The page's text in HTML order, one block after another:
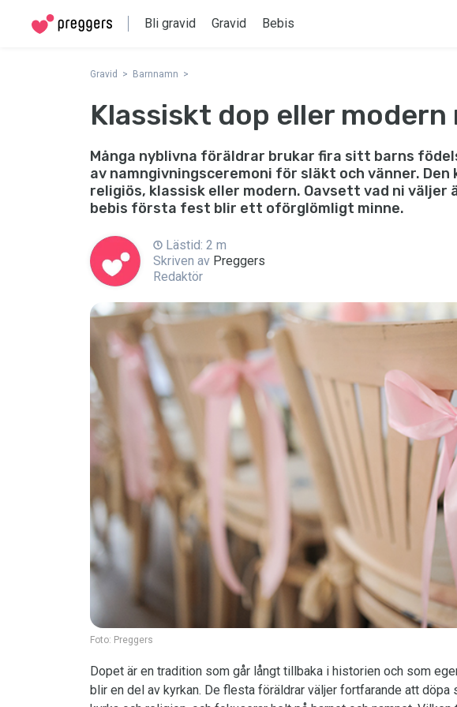
Bli gravid Gravid Bebis
Gravid Barnnamn
Klassiskt dop eller
Många nyblivna föräldrar brukar fira sitt barns
av namngivningsceremoni för släkt och vänner.
religiös, klassisk eller modern. Oavsett vad ni
bebis första fest blir ett oförglömligt minne.
Lästid: 2 m
Skriven av Preggers
Redaktör
Foto: Preggers
Dopet är en tradition som går långt tillbaka i historien och som
blir en del av kyrkan. De flesta föräldrar väljer fortfarande att döpa